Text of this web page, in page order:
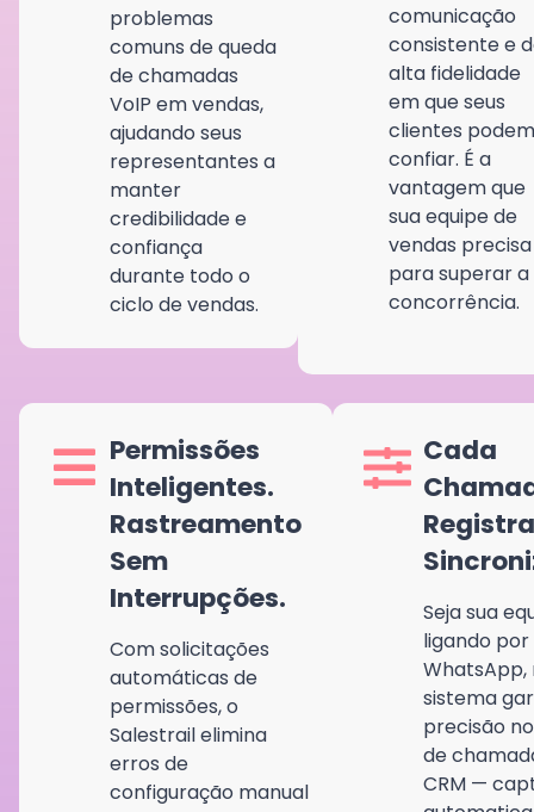
problemas
comuns de queda
de chamadas
VoIP em vendas,
ajudando seus
representantes a
manter
credibilidade e
confiança
durante todo o
ciclo de vendas.
comunicação
consistente e
alta fidelidade
em que seus
clientes podem
confiar. É a
vantagem que
sua equipe de
vendas precisa
para superar a
concorrência.
Permissões
Inteligentes.
Rastreamento
Sem
Interrupções.
Com solicitações
automáticas de
permissões, o
Salestrail elimina
erros de
configuração manual
Cada
Seja sua
ligando por
WhatsApp,
sistema
precisão
de
CRM —